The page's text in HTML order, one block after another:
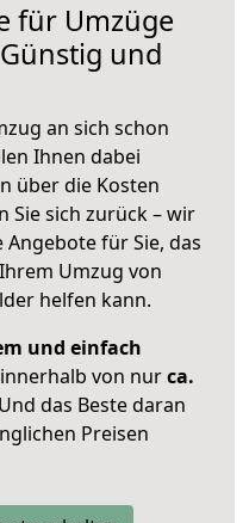
für Umzüge
Günstig und
an sich schon
Ihnen dabei
über die Kosten
Sie sich zurück – wir
für Sie, das
Umzug von
helfen kann.
und einfach
von nurca.
das Beste daran
Preisen